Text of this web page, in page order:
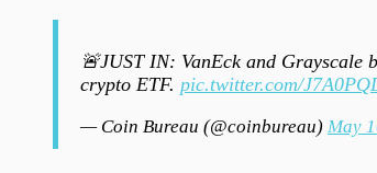
🚨JUST IN: VanEck and Grayscale
crypto ETF. pic.twitter.com/
— Coin Bureau (@coinbureau) May